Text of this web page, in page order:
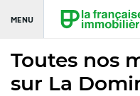
MENU
Toutes nos
sur La